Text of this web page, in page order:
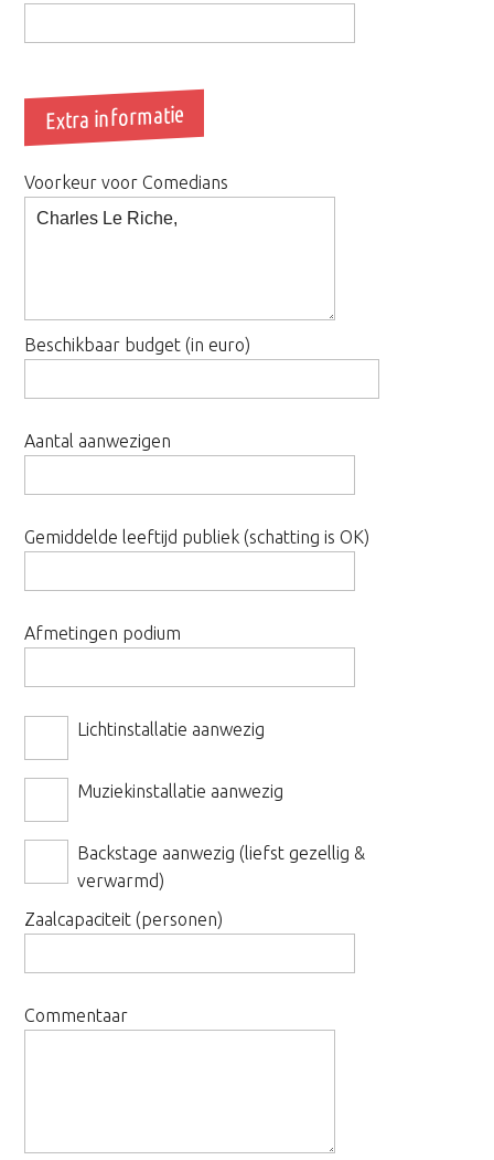
Extra informatie
Voorkeur voor Comedians
Beschikbaar budget (in euro)
Aantal aanwezigen
Gemiddelde leeftijd publiek (schatting is OK)
Afmetingen podium
Lichtinstallatie aanwezig
Muziekinstallatie aanwezig
Backstage aanwezig (liefst gezellig &
verwarmd)
Zaalcapaciteit (personen)
Commentaar